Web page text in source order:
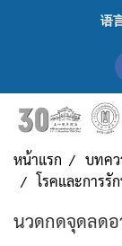
语
หน้าแรก บทค
โรคและการรั
นวดกดจุดลดอ